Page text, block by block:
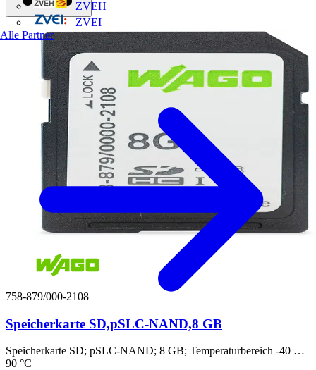
ZVEH
ZVEI
Alle Partner
758-879/000-2108
Speicherkarte SD,pSLC-NAND,8 GB
Speicherkarte SD; pSLC-NAND; 8 GB; Temperaturbereich -40 …
90 °C